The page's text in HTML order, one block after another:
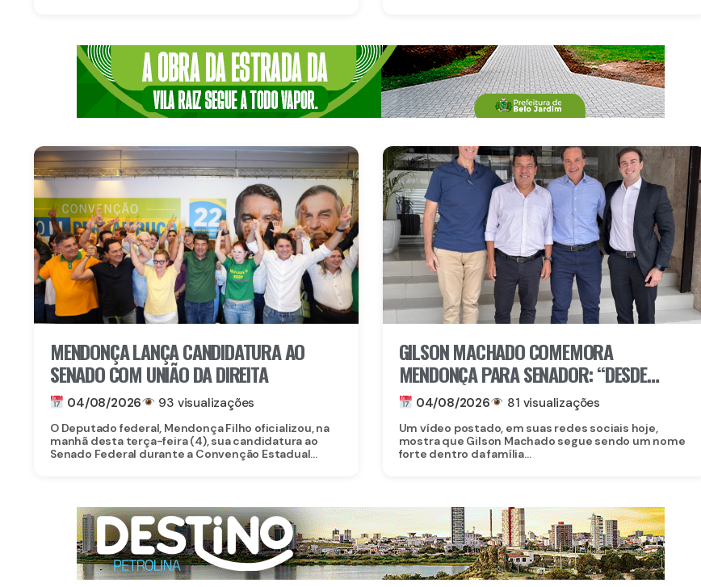
MENDONÇA LANÇA CANDIDATURA AO
SENADO COM UNIÃO DA DIREITA
04/08/2026 93 visualizações
O Deputado federal, Mendonça Filho oficializou, na
manhã desta terça-feira (4), sua candidatura ao
Senado Federal durante a Convenção Estadual...
GILSON MACHADO COMEMORA
MENDONÇA PARA SENADOR: “DESDE
JUNHO ESTOU NESSA ARTICULAÇÃO ENTRE
ELE E FLÁVIO
04/08/2026 81 visualizações
Um vídeo postado, em suas redes sociais hoje,
mostra que Gilson Machado segue sendo um nome
forte dentro da família...